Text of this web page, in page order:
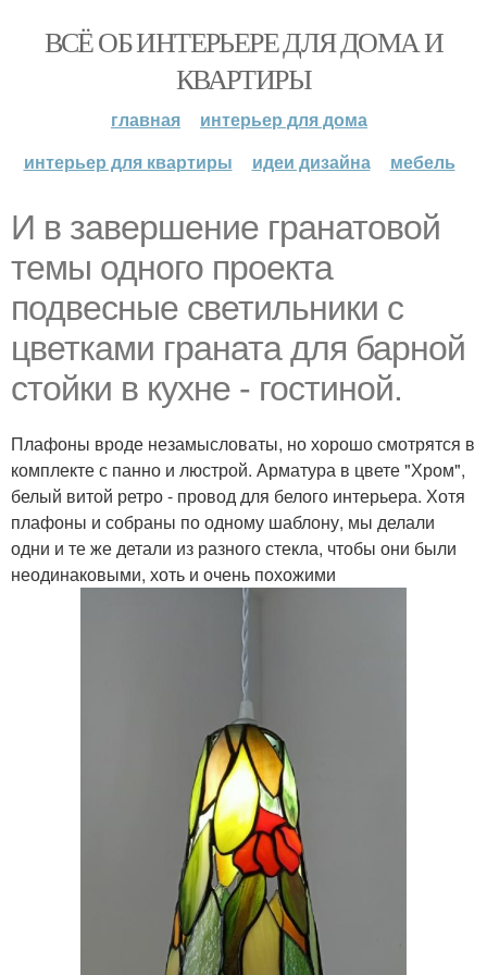
ВСЁ ОБ ИНТЕРЬЕРЕ ДЛЯ ДОМА И
КВАРТИРЫ
главная
интерьер для дома
интерьер для квартиры
идеи дизайна мебель
И в завершение гранатовой
темы одного проекта
подвесные светильники с
цветками граната для барной
стойки в кухне - гостиной.
Плафоны вроде незамысловаты, но хорошо смотрятся в
комплекте с панно и люстрой. Арматура в цвете "Хром",
белый витой ретро - провод для белого интерьера. Хотя
плафоны и собраны по одному шаблону, мы делали
одни и те же детали из разного стекла, чтобы они были
неодинаковыми, хоть и очень похожими